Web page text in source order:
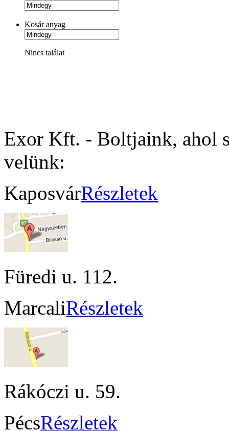
Kosár anyag
Nincs találat
Exor Kft. - Boltjaink, ahol
velünk:
KaposvárRészletek
Füredi u. 112.
MarcaliRészletek
Rákóczi u. 59.
PécsRészletek